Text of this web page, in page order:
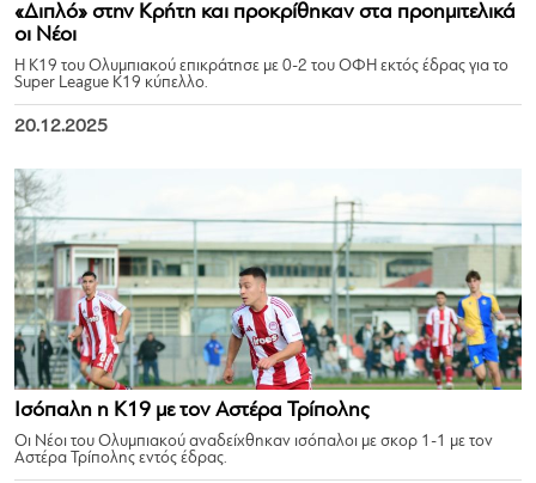
«Διπλό» στην Κρήτη και προκρίθηκαν στα προημιτελικά
οι Νέοι
Η Κ19 του Ολυμπιακού επικράτησε με 0-2 του ΟΦΗ εκτός έδρας για το
Super League K19 κύπελλο.
20.12.2025
Ισόπαλη η Κ19 με τον Αστέρα Τρίπολης
Οι Νέοι του Ολυμπιακού αναδείχθηκαν ισόπαλοι με σκορ 1-1 με τον
Αστέρα Τρίπολης εντός έδρας.